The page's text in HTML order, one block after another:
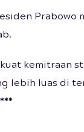
Prabowo
kemitraan
lebih luas di
***